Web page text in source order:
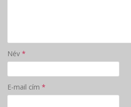
Név *
E-mail cím *